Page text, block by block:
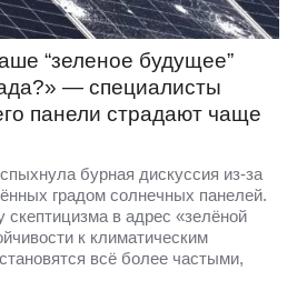
“зеленое будущее”
— специалисты
панели страдают чаще
бурная дискуссия из-за
градом солнечных панелей.
в адрес «зелёной
к климатическим
всё более частыми,